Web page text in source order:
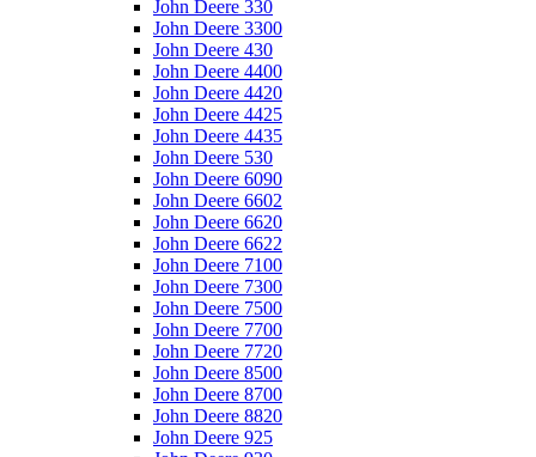
John Deere 330
John Deere 3300
John Deere 430
John Deere 4400
John Deere 4420
John Deere 4425
John Deere 4435
John Deere 530
John Deere 6090
John Deere 6602
John Deere 6620
John Deere 6622
John Deere 7100
John Deere 7300
John Deere 7500
John Deere 7700
John Deere 7720
John Deere 8500
John Deere 8700
John Deere 8820
John Deere 925